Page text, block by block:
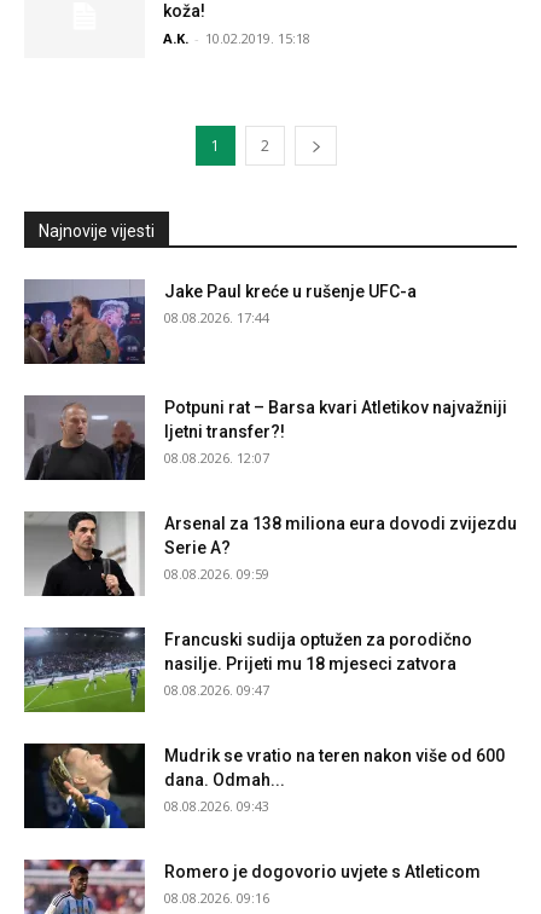
koža!
A.K. - 10.02.2019. 15:18
1 2
Najnovije vijesti
Jake Paul kreće u rušenje UFC-a
08.08.2026. 17:44
Potpuni rat – Barsa kvari Atletikov najvažniji
ljetni transfer?!
08.08.2026. 12:07
Arsenal za 138 miliona eura dovodi zvijezdu
Serie A?
08.08.2026. 09:59
Francuski sudija optužen za porodično
nasilje. Prijeti mu 18 mjeseci zatvora
08.08.2026. 09:47
Mudrik se vratio na teren nakon više od 600
dana. Odmah...
08.08.2026. 09:43
Romero je dogovorio uvjete s Atleticom
08.08.2026. 09:16